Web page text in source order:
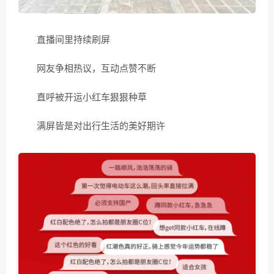
直播间里持续刷屏
网友争相热议，互动点赞不断
直呼被开运小红车狠狠种草
满屏皆是对出行生活的美好期许